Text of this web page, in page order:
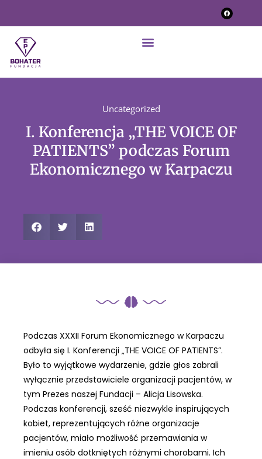
Uncategorized
I. Konferencja „THE VOICE OF
PATIENTS” podczas Forum
Ekonomicznego w Karpaczu
Podczas XXXII Forum Ekonomicznego w Karpaczu
odbyła się I. Konferencji „THE VOICE OF PATIENTS”.
Było to wyjątkowe wydarzenie, gdzie głos zabrali
wyłącznie przedstawiciele organizacji pacjentów, w
tym Prezes naszej Fundacji – Alicja Lisowska.
Podczas konferencji, sześć niezwykle inspirujących
kobiet, reprezentujących różne organizacje
pacjentów, miało możliwość przemawiania w
imieniu osób dotkniętych różnymi chorobami. Ich